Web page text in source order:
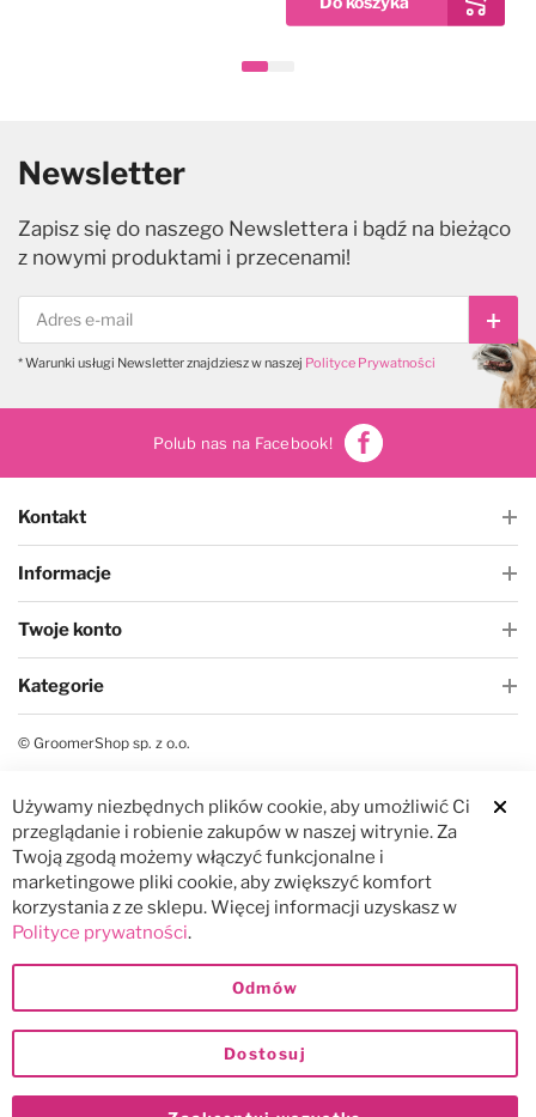
Newsletter
Zapisz się do naszego Newslettera i bądź na bieżąco
z nowymi produktami i przecenami!
* Warunki usługi Newsletter znajdziesz w naszej Polityce Prywatności
Polub nas na Facebook!
Kontakt
Informacje
Twoje konto
Kategorie
© GroomerShop sp. z o.o.
Używamy niezbędnych plików cookie, aby umożliwić Ci
przeglądanie i robienie zakupów w naszej witrynie. Za
Twoją zgodą możemy włączyć funkcjonalne i
marketingowe pliki cookie, aby zwiększyć komfort
korzystania z ze sklepu. Więcej informacji uzyskasz w
Polityce prywatności.
Dostosuj
Odmów